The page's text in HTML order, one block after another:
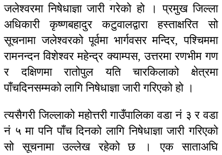
जलेश्वरमा निषेधाज्ञा जारी गरेको हो । प्रमुख जिल्ला
अधिकारी कृष्णबहादुर कटुवालद्वारा हस्ताक्षरित सो
सूचनामा जलेश्वरको पूर्वमा भार्गवसर मन्दिर, पश्चिममा
रामनन्दन विशेश्वर महेन्द्र क्याम्पस, उत्तरमा रणभीम गण
र दक्षिणमा रातोपुल यति चारकिलाको क्षेत्रमा
पाँचदिनसम्मको लागि निषेधाज्ञा जारी गरिएको हो ।
त्यसैगरी जिल्लाको महोत्तरी गाउँपालिका वडा नं ३ र वडा
नं ५ मा पनि पाँच दिनको लागि निषेधाज्ञा जारी गरिएको
सो सूचनामा उल्लेख रहेको छ । एक साताअघि